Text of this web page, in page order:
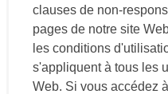
clauses de non-
pages de notre site
les conditions
s'appliquent à tous les
Web. Si vous accédez